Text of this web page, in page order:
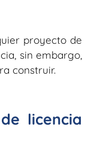
proyecto de
sin embargo,
construir.
licencia